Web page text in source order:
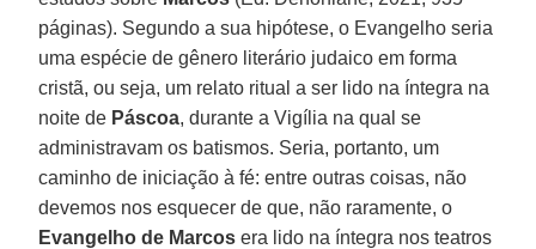
páginas). Segundo a sua hipótese, o Evangelho seria
uma espécie de gênero literário judaico em forma
cristã, ou seja, um relato ritual a ser lido na íntegra na
noite de Páscoa, durante a Vigília na qual se
administravam os batismos. Seria, portanto, um
caminho de iniciação à fé: entre outras coisas, não
devemos nos esquecer de que, não raramente, o
Evangelho de Marcos era lido na íntegra nos teatros